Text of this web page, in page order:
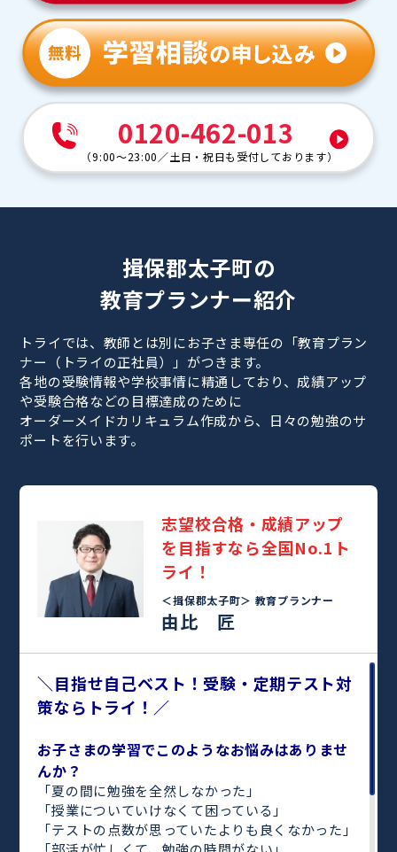
0120-462-013
（9:00～23:00 ／土日・祝日も受付しております）
揖保郡太子町の
教育プランナー紹介
トライでは、教師とは別にお子さま専任の「教育プラン
ナー（トライの正社員）」がつきます。
各地の受験情報や学校事情に精通しており、成績アップ
や受験合格などの目標達成のために
オーダーメイドカリキュラム作成から、日々の勉強のサ
ポートを行います。
志望校合格・成績アップ
を目指すなら全国No.1ト
ライ！
＜揖保郡太子町＞ 教育プランナー
由比 匠
＼目指せ自己ベスト！受験・定期テスト対
策ならトライ！／
お子さまの学習でこのようなお悩みはありませ
んか？
「夏の間に勉強を全然しなかった」
「授業についていけなくて困っている」
「テストの点数が思っていたよりも良くなかった」